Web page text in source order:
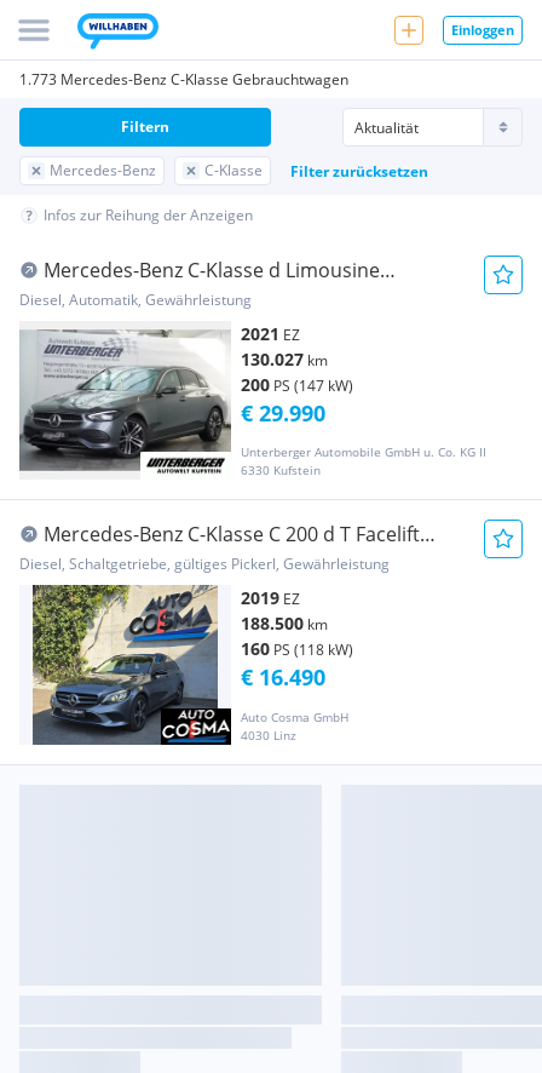
Einloggen
1.773 Mercedes-Benz C-Klasse Gebrauchtwagen
Mercedes-Benz C-Klasse Filter zurücksetzen
Filtern
Infos zur Reihung der Anzeigen
Mercedes-Benz C-Klasse d Limousine
Avantgarde
Diesel, Automatik, Gewährleistung
2021 EZ
130.027 km
200 PS (147 kW)
Unterberger Automobile GmbH u. Co. KG II
6330 Kufstein
€ 29.990
Mercedes-Benz C-Klasse C 200 d T Facelift
Avantgarde /LED/Navi/Kamera/
Diesel, Schaltgetriebe, gültiges Pickerl, Gewährleistung
2019 EZ
188.500 km
160 PS (118 kW)
Auto Cosma GmbH
4030 Linz
€ 16.490